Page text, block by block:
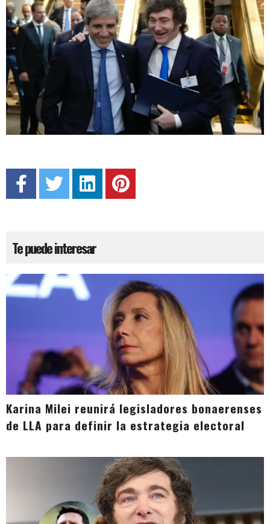
Te puede interesar
Karina Milei reunirá legisladores bonaerenses
de LLA para definir la estrategia electoral